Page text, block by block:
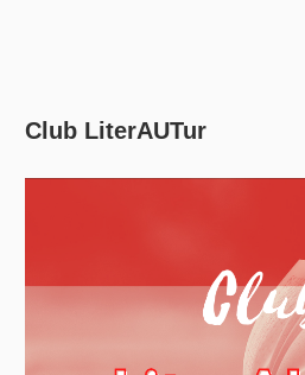
Club LiterAUTur